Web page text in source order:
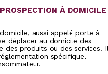
À DOMICILE
aussi appelé porte à
déplacer au domicile des
des produits ou des services. Il
spécifique,